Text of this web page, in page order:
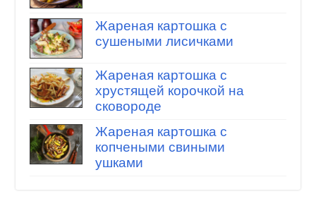
Жареная картошка с
сушеными лисичками
Жареная картошка с
хрустящей корочкой на
сковороде
Жареная картошка с
копчеными свиными
ушками